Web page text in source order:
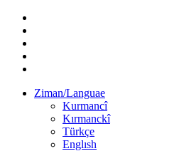
Ziman/Languae
Kurmancî
Kırmanckî
Türkçe
Englısh